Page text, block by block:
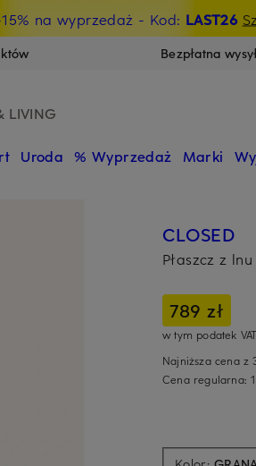
na wyprzedaż - Kod: LAST26
Bezpłatna
LIVING
Uroda % Wyprzedaż Marki
CLOSED
Płaszcz z lnu
789 zł
w tym podatek VAT,
Najniższa cena z
Cena regularna: